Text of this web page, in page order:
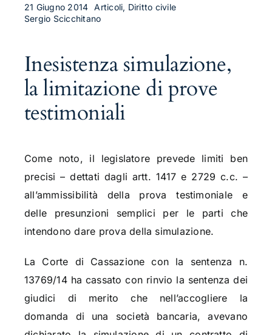
Contatti
21 Giugno 2014
Articoli, Diritto civile
Sergio Scicchitano
Inesistenza simulazione,
la limitazione di prove
testimoniali
Come noto, il legislatore prevede limiti ben
precisi – dettati dagli artt. 1417 e 2729 c.c. –
all’ammissibilità della prova testimoniale e
delle presunzioni semplici per le parti che
intendono dare prova della simulazione.
La Corte di Cassazione con la sentenza n.
13769/14 ha cassato con rinvio la sentenza dei
giudici di merito che nell’accogliere la
domanda di una società bancaria, avevano